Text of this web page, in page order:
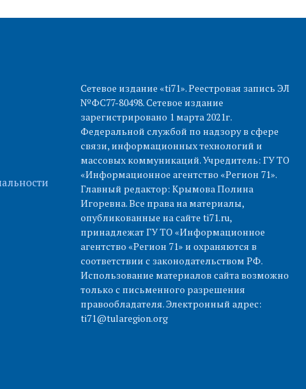
Сетевое издание «ti71». Реестровая запись ЭЛ
№ФС77-80498. Сетевое издание
зарегистрировано 1 марта 2021г.
Федеральной службой по надзору в сфере
связи, информационных технологий и
массовых коммуникаций. Учредитель: ГУ ТО
«Информационное агентство «Регион 71».
Главный редактор: Крымова Полина
Игоревна. Все права на материалы,
опубликованные на сайте ti71.ru,
принадлежат ГУ ТО «Информационное
агентство «Регион 71» и охраняются в
соответствии с законодательством РФ.
Использование материалов сайта возможно
только с письменного разрешения
правообладателя. Электронный адрес:
ti71@tularegion.org